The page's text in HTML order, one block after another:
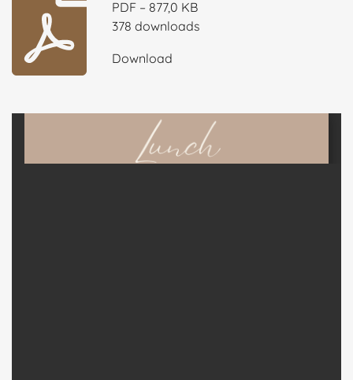
PDF – 877,0 KB
378 downloads
Download